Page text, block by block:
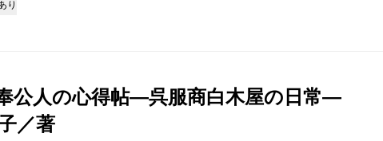
り
公人の心得帖―呉服商白木屋の日常―
／著